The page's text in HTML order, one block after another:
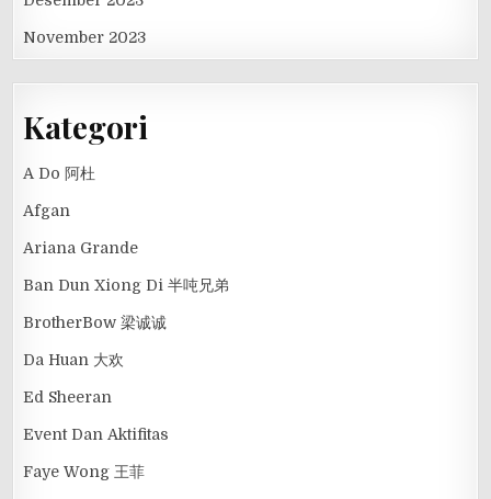
November 2023
Kategori
A Do 阿杜
Afgan
Ariana Grande
Ban Dun Xiong Di 半吨兄弟
BrotherBow 梁诚诚
Da Huan 大欢
Ed Sheeran
Event Dan Aktifitas
Faye Wong 王菲